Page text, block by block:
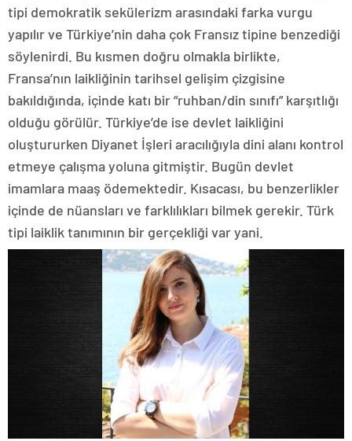
tipi demokratik sekülerizm arasındaki farka vurgu
yapılır ve Türkiye’nin daha çok Fransız tipine benzediği
söylenirdi. Bu kısmen doğru olmakla birlikte,
Fransa’nın laikliğinin tarihsel gelişim çizgisine
bakıldığında, içinde katı bir “ruhban/din sınıfı” karşıtlığı
olduğu görülür. Türkiye’de ise devlet laikliğini
oluştururken Diyanet İşleri aracılığıyla dini alanı kontrol
etmeye çalışma yoluna gitmiştir. Bugün devlet
imamlara maaş ödemektedir. Kısacası, bu benzerlikler
içinde de nüansları ve farklılıkları bilmek gerekir. Türk
tipi laiklik tanımının bir gerçekliği var yani.